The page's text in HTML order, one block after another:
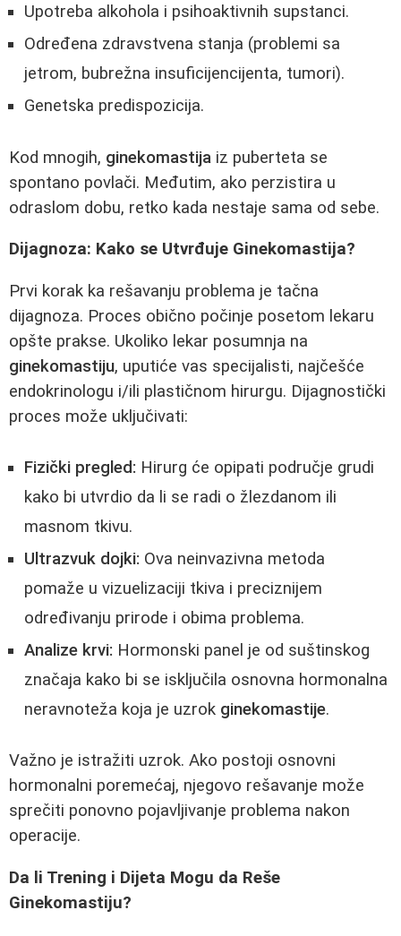
Upotreba alkohola i psihoaktivnih supstanci.
Određena zdravstvena stanja (problemi sa
jetrom, bubrežna insuficijencijenta, tumori).
Genetska predispozicija.
Kod mnogih, ginekomastija iz puberteta se
spontano povlači. Međutim, ako perzistira u
odraslom dobu, retko kada nestaje sama od sebe.
Dijagnoza: Kako se Utvrđuje Ginekomastija?
Prvi korak ka rešavanju problema je tačna
dijagnoza. Proces obično počinje posetom lekaru
opšte prakse. Ukoliko lekar posumnja na
ginekomastiju, uputiće vas specijalisti, najčešće
endokrinologu i/ili plastičnom hirurgu. Dijagnostički
proces može uključivati:
Fizički pregled: Hirurg će opipati područje grudi
kako bi utvrdio da li se radi o žlezdanom ili
masnom tkivu.
Ultrazvuk dojki: Ova neinvazivna metoda
pomaže u vizuelizaciji tkiva i preciznijem
određivanju prirode i obima problema.
Analize krvi: Hormonski panel je od suštinskog
značaja kako bi se isključila osnovna hormonalna
neravnoteža koja je uzrok ginekomastije.
Važno je istražiti uzrok. Ako postoji osnovni
hormonalni poremećaj, njegovo rešavanje može
sprečiti ponovno pojavljivanje problema nakon
operacije.
Da li Trening i Dijeta Mogu da Reše
Ginekomastiju?